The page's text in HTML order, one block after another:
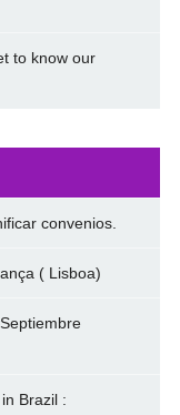
to know our
convenios.
( Lisboa)
Brazil :